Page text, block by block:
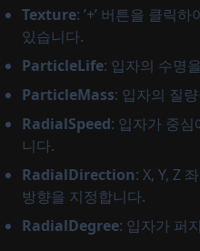
Texture: ’+’ 버튼을 클릭
있습니다.
ParticleLife: 입자의 수명
ParticleMass: 입자의 질
RadialSpeed: 입자가 중
니다.
RadialDirection: X, Y, Z
방향을 지정합니다.
RadialDegree: 입자가 퍼